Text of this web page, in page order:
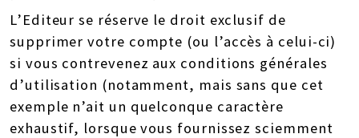
L’Editeur se réserve le droit exclusif de
supprimer votre compte (ou l’accès à celui-ci)
si vous contrevenez aux conditions générales
d’utilisation (notamment, mais sans que cet
exemple n’ait un quelconque caractère
exhaustif, lorsque vous fournissez sciemment